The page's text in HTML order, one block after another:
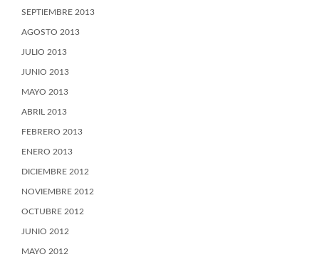
SEPTIEMBRE 2013
AGOSTO 2013
JULIO 2013
JUNIO 2013
MAYO 2013
ABRIL 2013
FEBRERO 2013
ENERO 2013
DICIEMBRE 2012
NOVIEMBRE 2012
OCTUBRE 2012
JUNIO 2012
MAYO 2012